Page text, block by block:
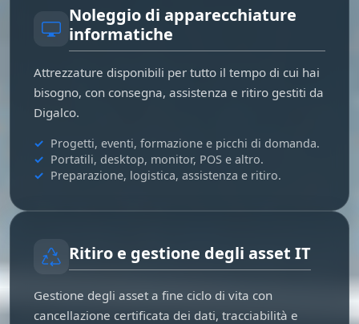
Noleggio di apparecchiature
informatiche
Attrezzature disponibili per tutto il tempo di cui hai
bisogno, con consegna, assistenza e ritiro gestiti da
Digalco.
Progetti, eventi, formazione e picchi di domanda.
Portatili, desktop, monitor, POS e altro.
Preparazione, logistica, assistenza e ritiro.
Ritiro e gestione degli asset IT
Gestione degli asset a fine ciclo di vita con
cancellazione certificata dei dati, tracciabilità e